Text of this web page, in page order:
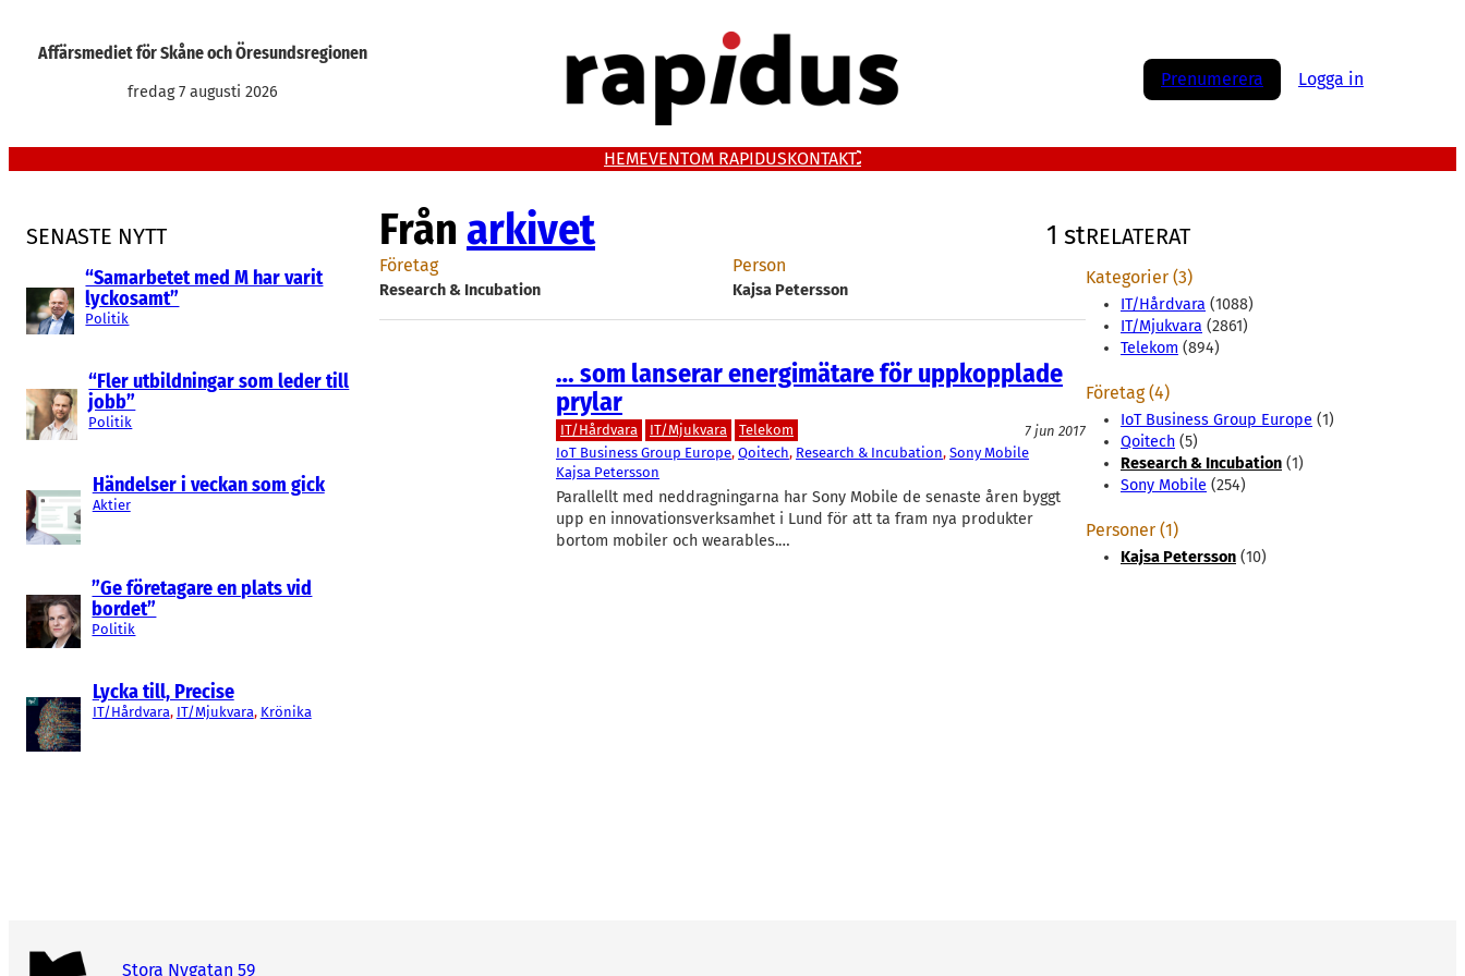
Affärsmediet för Skåne och Öresundsregionen
fredag 7 augusti 2026
Prenumerera Logga in
HEMEVENTOM RAPIDUSKONTAKT
SENASTE NYTT
“Samarbetet med M har varit
lyckosamt”
Politik
“Fler utbildningar som leder till
jobb”
Politik
Händelser i veckan som gick
Aktier
”Ge företagare en plats vid
bordet”
Politik
Lycka till, Precise
IT/Hårdvara, IT/Mjukvara, Krönika
Från arkivet 1 st
Företag
Research & Incubation
Person
Kajsa Petersson
… som lanserar energimätare för uppkopplade
prylar
IT/Hårdvara IT/Mjukvara Telekom
7 jun 2017
IoT Business Group Europe, Qoitech, Research & Incubation, Sony Mobile
Kajsa Petersson
Parallellt med neddragningarna har Sony Mobile de senaste åren byggt
upp en innovationsverksamhet i Lund för att ta fram nya produkter
bortom mobiler och wearables.…
RELATERAT
Kategorier (3)
IT/Hårdvara (1088)
IT/Mjukvara (2861)
Telekom (894)
Företag (4)
IoT Business Group Europe (1)
Qoitech (5)
Research & Incubation (1)
Sony Mobile (254)
Personer (1)
Kajsa Petersson (10)
Stora Nygatan 59